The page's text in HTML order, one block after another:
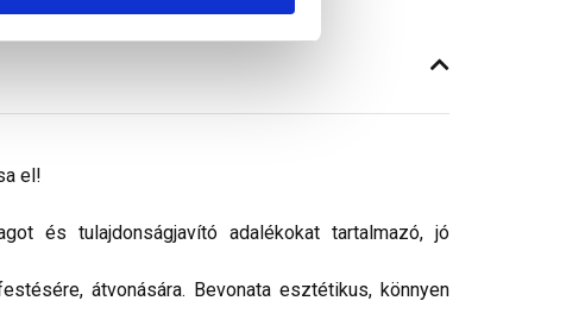
el!
és tulajdonságjavító adalékokat tartalmazó, jó
átvonására. Bevonata esztétikus, könnyen